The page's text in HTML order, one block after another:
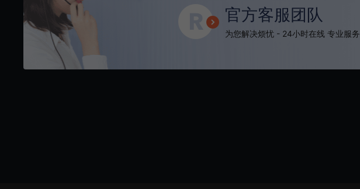
官方客服团队
为您解决烦忧 - 24小时在线 专业服务